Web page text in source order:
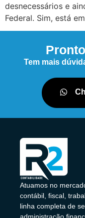
desnecessários e
Federal. Sim, está
Tem mais
Atuamos no
contábil, fiscal,
linha completa de